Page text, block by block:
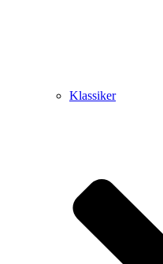
Klassiker